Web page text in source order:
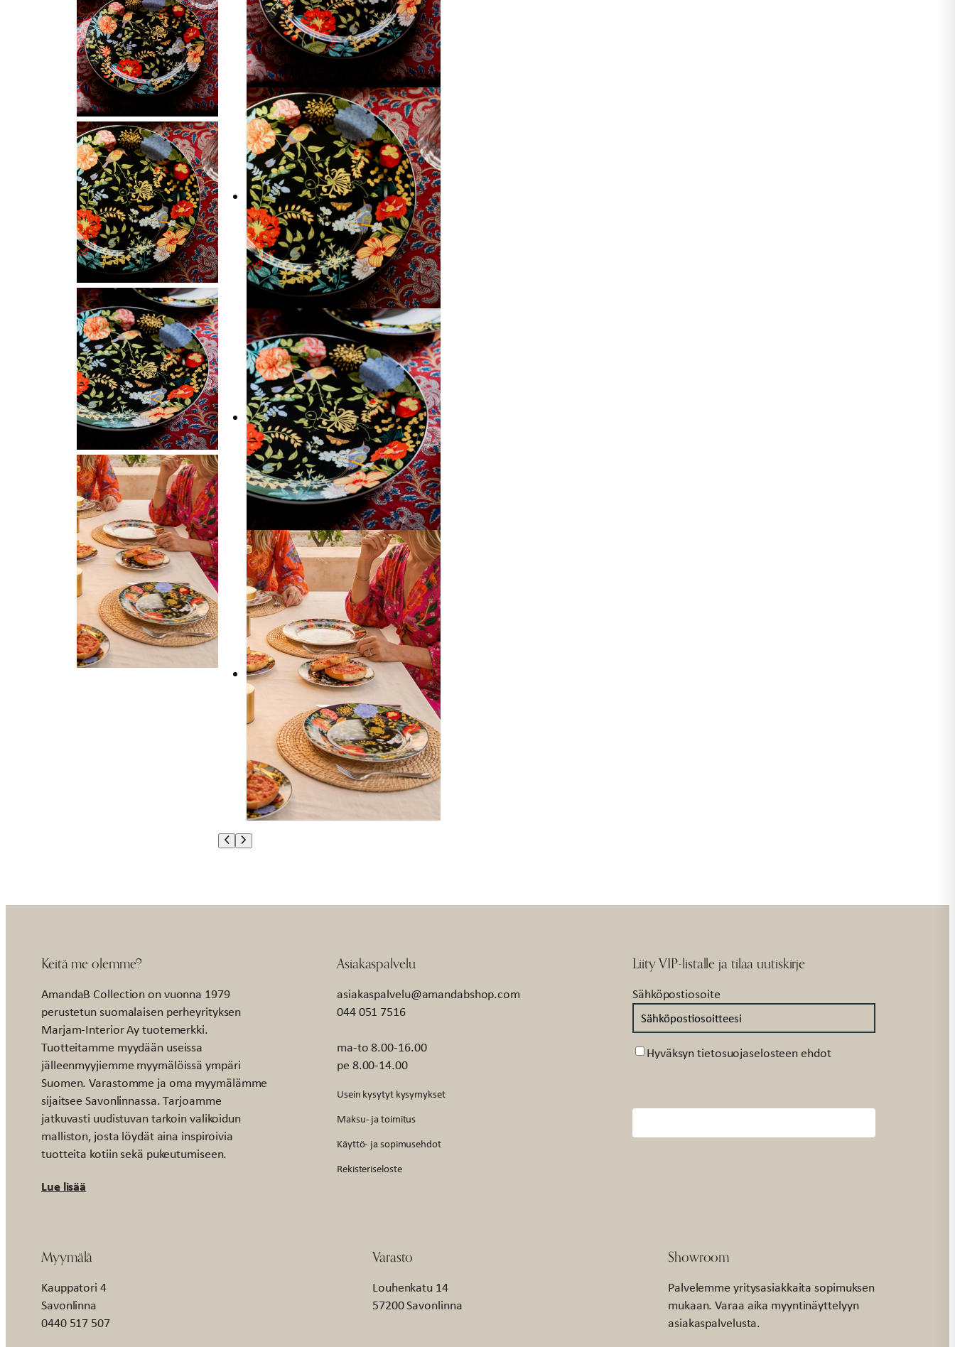
Keitä me olemme?
AmandaB Collection on vuonna 1979
perustetun suomalaisen perheyrityksen
Marjam-Interior Ay tuotemerkki.
Tuotteitamme myydään useissa
jälleenmyyjiemme myymälöissä ympäri
Suomen. Varastomme ja oma myymälämme
sijaitsee Savonlinnassa. Tarjoamme
jatkuvasti uudistuvan tarkoin valikoidun
malliston, josta löydät aina inspiroivia
tuotteita kotiin sekä pukeutumiseen.
Lue lisää
Asiakaspalvelu
asiakaspalvelu@amandabshop.com
044 051 7516
ma-to 8.00-16.00
pe 8.00-14.00
Usein kysytyt kysymykset
Maksu- ja toimitus
Käyttö- ja sopimusehdot
Rekisteriseloste
Liity VIP-listalle ja tilaa uutiskirje
Sähköpostiosoite
Suostumus
Hyväksyn tietosuojaselosteen ehdot
Myymälä
Kauppatori 4
Savonlinna
0440 517 507
Varasto
Louhenkatu 14
57200 Savonlinna
Showroom
Palvelemme yritysasiakkaita sopimuksen
mukaan. Varaa aika myyntinäyttelyyn
asiakaspalvelusta.